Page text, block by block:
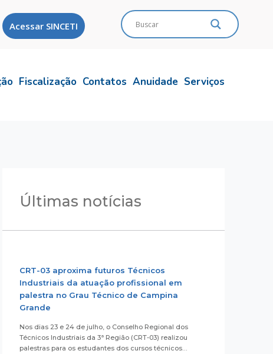
Acessar SINCETI
Fiscalização Contatos Anuidade Serviços
Últimas notícias
CRT-03 aproxima futuros Técnicos
Industriais da atuação profissional em
palestra no Grau Técnico de Campina
Grande
Nos dias 23 e 24 de julho, o Conselho Regional dos
Técnicos Industriais da 3ª Região (CRT-03) realizou
palestras para os estudantes dos cursos técnicos…